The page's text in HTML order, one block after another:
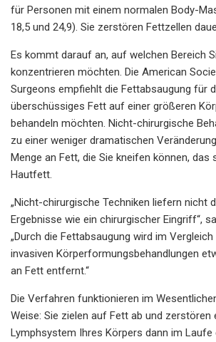
für Personen mit einem normalen Body-
18,5 und 24,9). Sie zerstören Fettzellen
Es kommt darauf an, auf welchen Bereich
konzentrieren möchten. Die American
Surgeons empfiehlt die Fettabsaugung für
überschüssiges Fett auf einer größeren
behandeln möchten. Nicht-chirurgische
zu einer weniger dramatischen
Menge an Fett, die Sie kneifen können, das
Hautfett.
„Nicht-chirurgische Techniken liefern nicht
Ergebnisse wie ein chirurgischer Eingriff“,
„Durch die Fettabsaugung wird im
invasiven Körperformungsbehandlungen
an Fett entfernt.“
Die Verfahren funktionieren im
Weise: Sie zielen auf Fett ab und zerstören
Lymphsystem Ihres Körpers dann im Laufe